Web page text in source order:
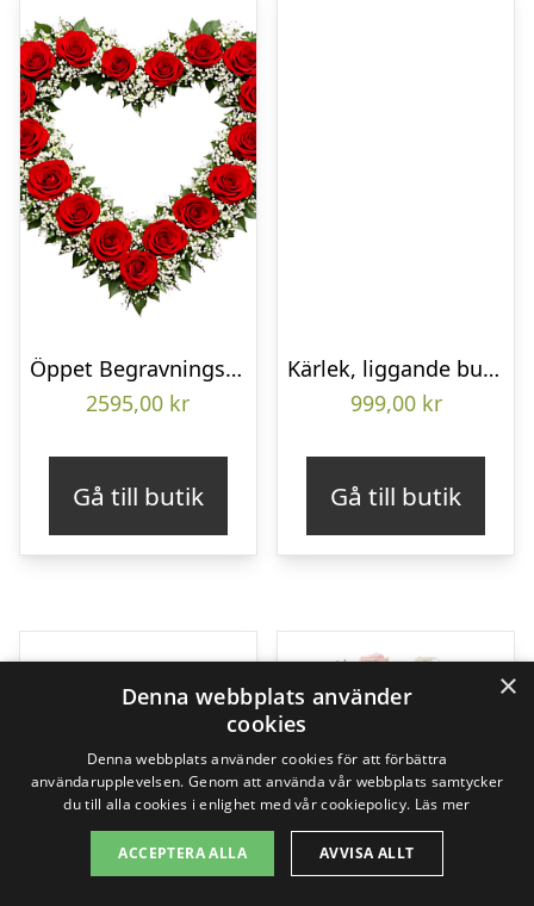
Öppet Begravningshjärta
2595,00 kr
Gå till butik
Kärlek, liggande bukett
999,00 kr
Gå till butik
×
Denna webbplats använder
cookies
Denna webbplats använder cookies för att förbättra
användarupplevelsen. Genom att använda vår webbplats samtycker
du till alla cookies i enlighet med vår cookiepolicy. Läs mer
ACCEPTERA ALLA AVVISA ALLT